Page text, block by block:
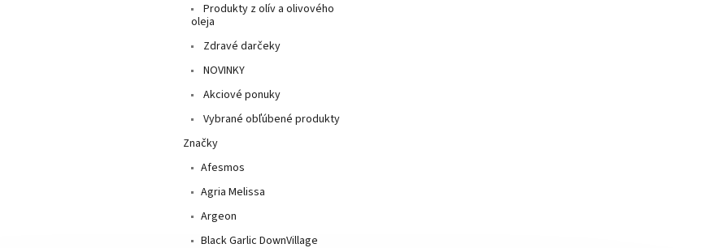
Produkty z olív a olivového
oleja
Zdravé darčeky
NOVINKY
Akciové ponuky
Vybrané obľúbené produkty
Značky
Afesmos
Agria Melissa
Argeon
Black Garlic DownVillage